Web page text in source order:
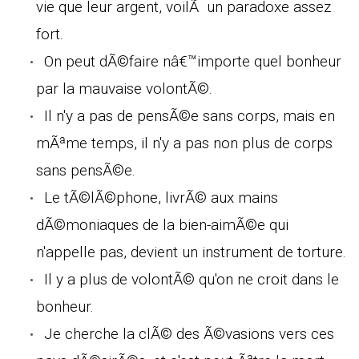
vie que leur argent, voilÃ un paradoxe assez
fort.
On peut dÃ©faire nâ€™importe quel bonheur
par la mauvaise volontÃ©.
Il n'y a pas de pensÃ©e sans corps, mais en
mÃªme temps, il n'y a pas non plus de corps
sans pensÃ©e.
Le tÃ©lÃ©phone, livrÃ© aux mains
dÃ©moniaques de la bien-aimÃ©e qui
n'appelle pas, devient un instrument de torture.
Il y a plus de volontÃ© qu'on ne croit dans le
bonheur.
Je cherche la clÃ© des Ã©vasions vers ces